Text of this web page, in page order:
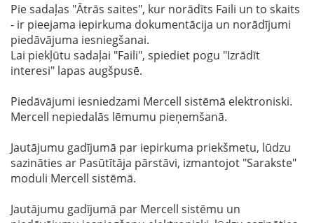
Pie sadaļas "Ātrās saites", kur norādīts Faili un to skaits
- ir pieejama iepirkuma dokumentācija un norādījumi
piedāvājuma iesniegšanai.
Lai piekļūtu sadaļai "Faili", spiediet pogu "Izrādīt
interesi" lapas augšpusē.
Piedāvājumi iesniedzami Mercell sistēmā elektroniski.
Mercell nepiedalās lēmumu pieņemšanā.
Jautājumu gadījumā par iepirkuma priekšmetu, lūdzu
sazināties ar Pasūtītāja pārstāvi, izmantojot "Sarakste"
moduli Mercell sistēmā.
Jautājumu gadījumā par Mercell sistēmu un